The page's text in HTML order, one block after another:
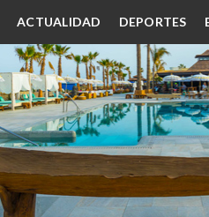
ACTUALIDAD DEPORTES